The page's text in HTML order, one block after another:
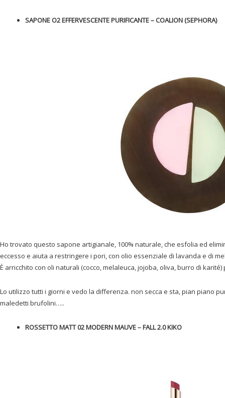
SAPONE O2 EFFERVESCENTE PURIFICANTE – COALION (SEPHORA)
Ho trovato questo sapone artigianale, 100% naturale, che esfolia ed
eccesso e aiuta a restringere i pori, con olio essenziale di lavanda e di
È arricchito con oli naturali (cocco, melaleuca, jojoba, oliva, burro di
Lo utilizzo tutti i giorni e vedo la differenza. non secca e sta, pian piano
maledetti brufolini…..
ROSSETTO MATT 02 MODERN MAUVE – FALL 2.0 KIKO